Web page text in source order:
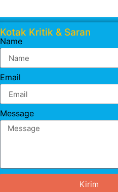
Kotak Kritik & Saran
Name
Email
Message
Kirim